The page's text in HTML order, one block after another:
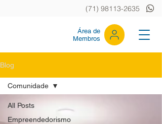
Área de
Membros
(71) 98113-2635
Blog
All Posts
Empreendedorismo
Comunidade